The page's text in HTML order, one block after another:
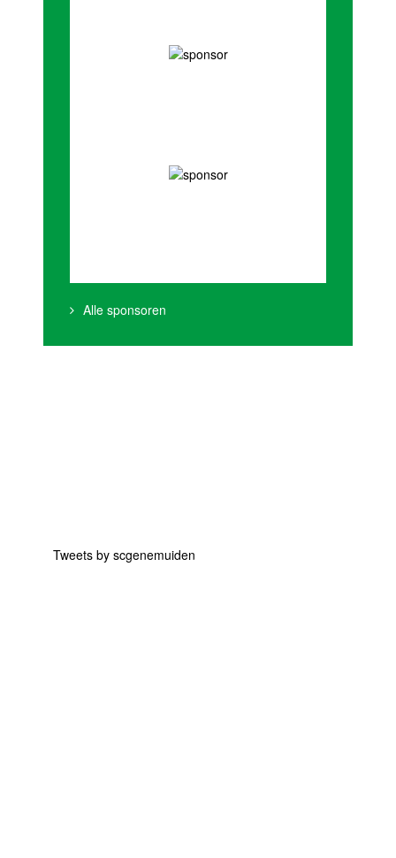
Alle sponsoren
Tweets by scgenemuiden